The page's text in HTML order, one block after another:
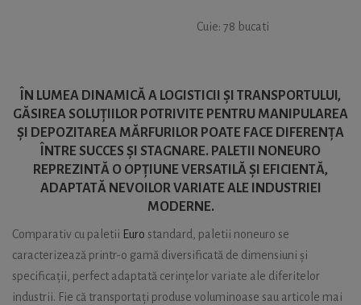
Cuie: 78 bucati
ÎN LUMEA DINAMICĂ A LOGISTICII ȘI TRANSPORTULUI,
GĂSIREA SOLUȚIILOR POTRIVITE PENTRU MANIPULAREA
ȘI DEPOZITAREA MĂRFURILOR POATE FACE DIFERENȚA
ÎNTRE SUCCES ȘI STAGNARE. PALETII NONEURO
REPREZINTĂ O OPȚIUNE VERSATILĂ ȘI EFICIENTĂ,
ADAPTATĂ NEVOILOR VARIATE ALE INDUSTRIEI
MODERNE.
Comparativ cu paletii Euro standard, paletii noneuro se
caracterizează printr-o gamă diversificată de dimensiuni și
specificații, perfect adaptată cerințelor variate ale diferitelor
industrii. Fie că transportați produse voluminoase sau articole mai